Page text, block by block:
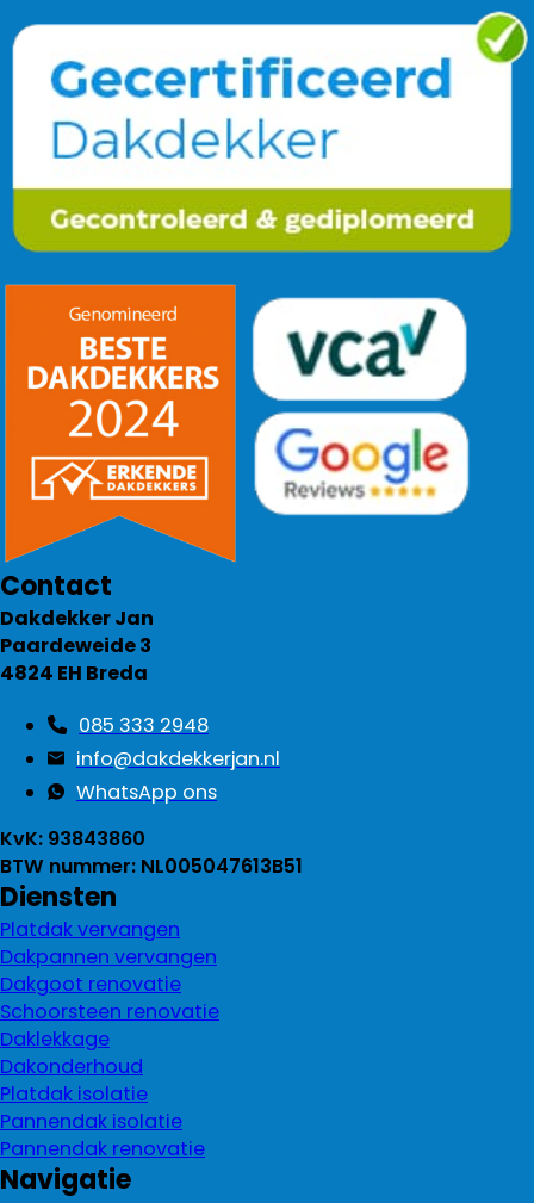
Contact
Dakdekker Jan
Paardeweide 3
4824 EH Breda
085 333 2948
info@dakdekkerjan.nl
WhatsApp ons
KvK: 93843860
BTW nummer: NL005047613B51
Diensten
Platdak vervangen
Dakpannen vervangen
Dakgoot renovatie
Schoorsteen renovatie
Daklekkage
Dakonderhoud
Platdak isolatie
Pannendak isolatie
Pannendak renovatie
Navigatie